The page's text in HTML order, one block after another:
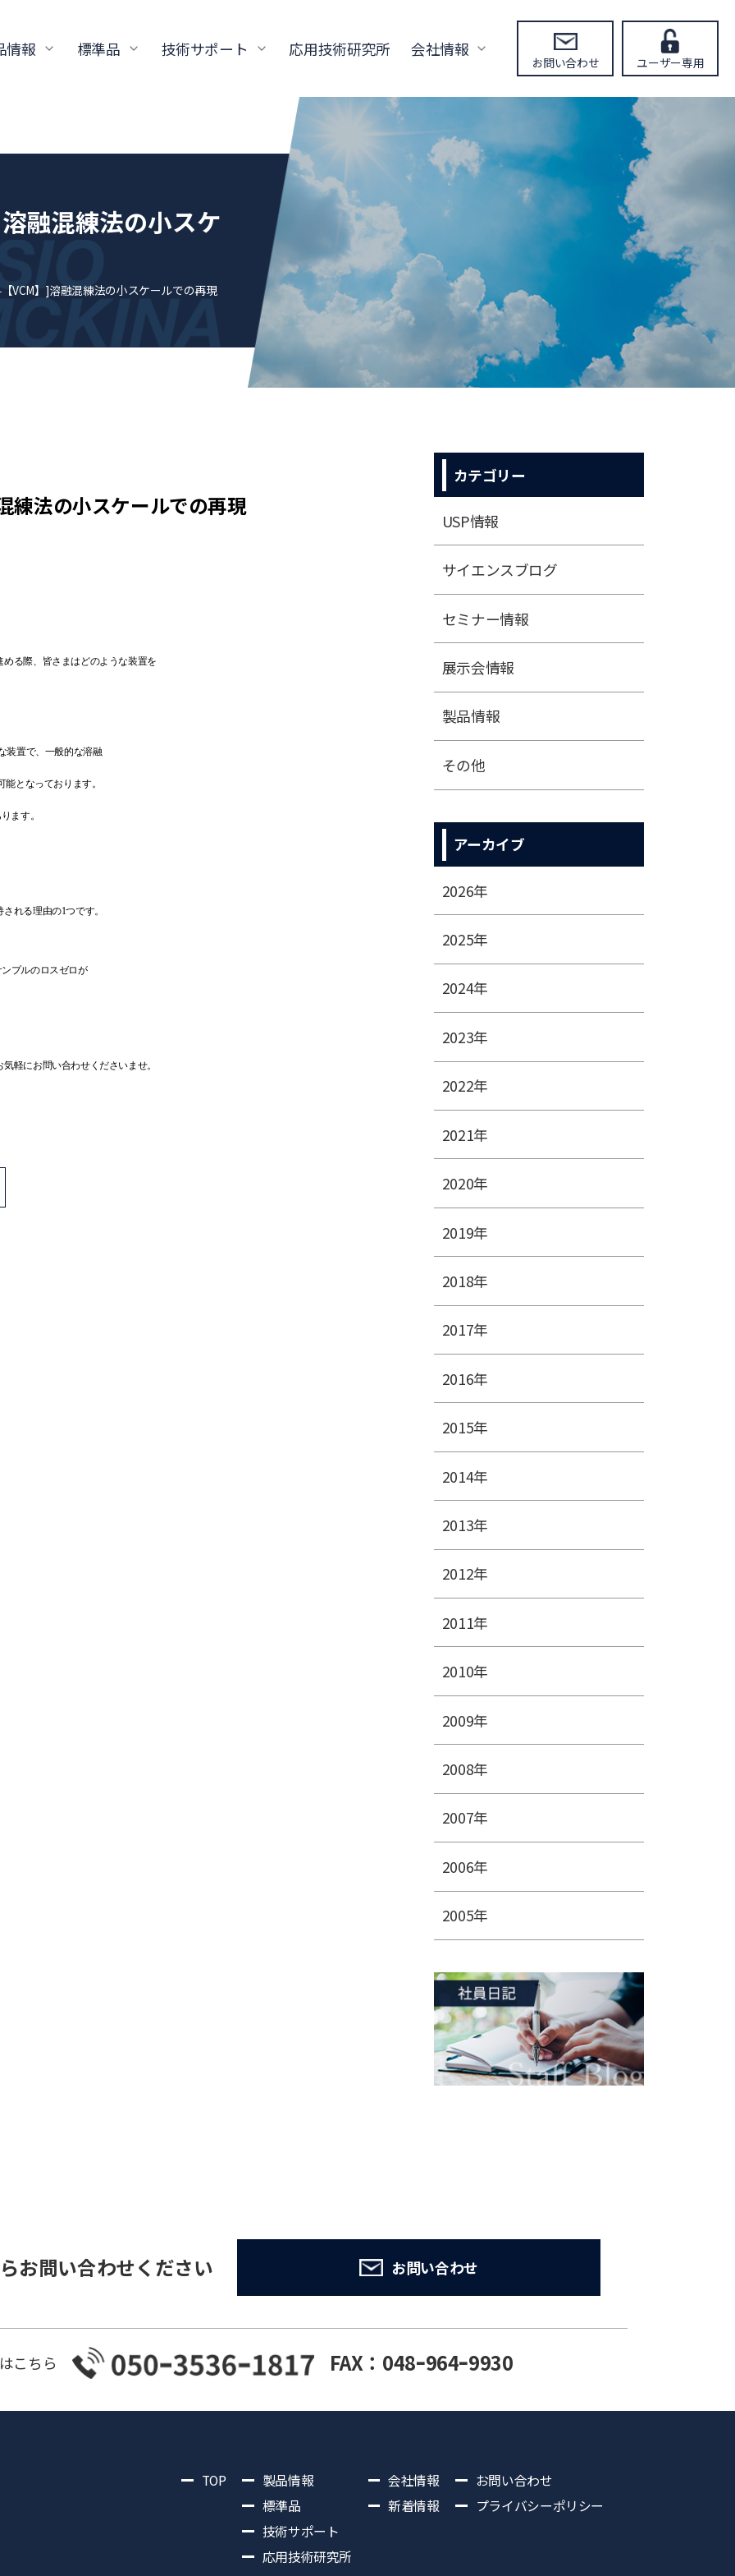
情報 標準品 技術サポート 応用技術研究所 会社情報
お問い合わせ ユーザー専用
融混練法の小スケ
VCM】]溶融混練法の小スケールでの再現
練法の小スケールでの再現
る際、皆さまはどのような装置を
装置で、一般的な溶融
能となっております。
ます。
される理由の1つです。
プルのロスゼロが
気軽にお問い合わせくださいませ。
カテゴリー
USP情報
サイエンスブログ
セミナー情報
展⽰会情報
製品情報
その他
アーカイブ
2026年
2025年
2024年
2023年
2022年
2021年
2020年
2019年
2018年
2017年
2016年
2015年
2014年
2013年
2012年
2011年
2010年
2009年
2008年
2007年
2006年
2005年
お問い合わせください お問い合わせ
こちら FAX：048ｰ964ｰ9930
TOP
製品情報
標準品
技術サポート
応用技術研究所
会社情報
新着情報
お問い合わせ
プライバシーポリシー